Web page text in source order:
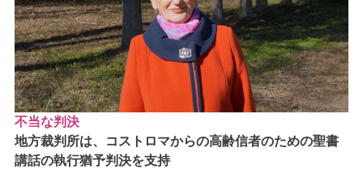
不当な判決
地方裁判所は、コストロマからの高齢信者のための聖書
講話の執行猶予判決を支持